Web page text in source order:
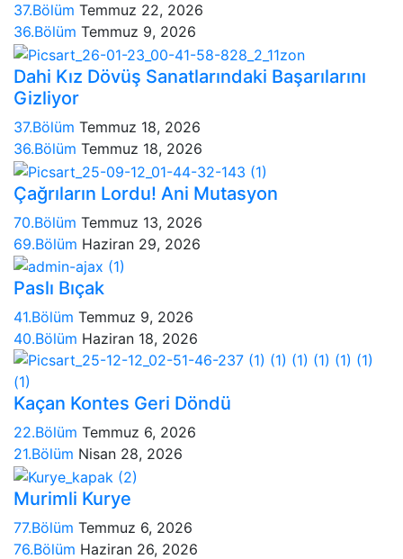
37.Bölüm Temmuz 22, 2026
36.Bölüm Temmuz 9, 2026
Dahi Kız Dövüş Sanatlarındaki Başarılarını
Gizliyor
37.Bölüm Temmuz 18, 2026
36.Bölüm Temmuz 18, 2026
Çağrıların Lordu! Ani Mutasyon
70.Bölüm Temmuz 13, 2026
69.Bölüm Haziran 29, 2026
Paslı Bıçak
41.Bölüm Temmuz 9, 2026
40.Bölüm Haziran 18, 2026
Kaçan Kontes Geri Döndü
22.Bölüm Temmuz 6, 2026
21.Bölüm Nisan 28, 2026
Murimli Kurye
77.Bölüm Temmuz 6, 2026
76.Bölüm Haziran 26, 2026